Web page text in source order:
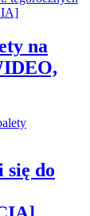
na
się do